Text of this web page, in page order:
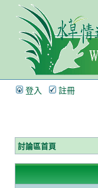
登入 註冊
討論區首頁